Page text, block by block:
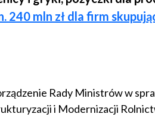
240 mln zł dla firm
Rady Ministrów w
i Modernizacji